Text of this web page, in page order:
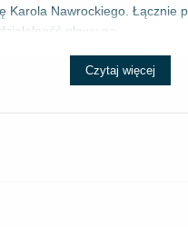
Karola Nawrockiego. Łącznie
głowy pa...
Czytaj więcej